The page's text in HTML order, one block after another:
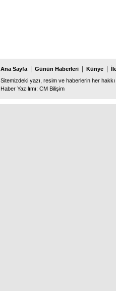
Ana Sayfa Günün Haberleri Künye
Sitemizdeki yazı, resim ve haberlerin her
Haber Yazılımı: CM Bilişim